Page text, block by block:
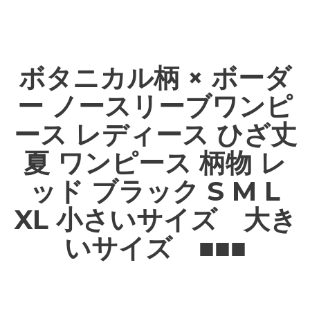
ボタニカル柄 × ボーダ
ー ノースリーブワンピ
ース レディース ひざ丈
夏 ワンピース 柄物 レ
ッド ブラック S M L
XL 小さいサイズ 大き
いサイズ ■■■